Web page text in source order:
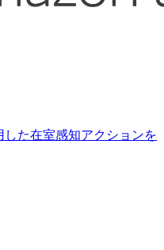
た在室感知アクションを